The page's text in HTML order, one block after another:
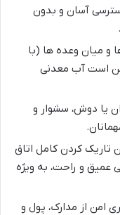
آسان و بدون
و میان وعده ها (با
است آب معدنی
یا دوش، سشوار و
تاریک کردن کامل اتاق
عمیق و راحت، به ویژه
امن از مدارک، پول و